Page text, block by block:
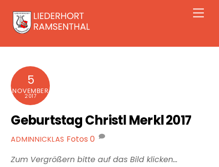
content
5
NOVEMBER
2017
Geburtstag Christl Merkl 2017
ADMINNICKLAS Fotos 0
Zum Vergrößern bitte auf das Bild klicken…